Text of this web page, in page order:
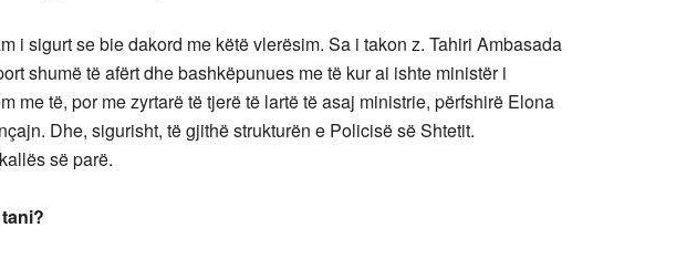
i sigurt se bie dakord me këtë vlerësim. Sa i takon z. Tahiri Ambasada
shumë të afërt dhe bashkëpunues me të kur ai ishte ministër i
me të, por me zyrtarë të tjerë të lartë të asaj ministrie, përfshirë Elona
Dhe, sigurisht, të gjithë strukturën e Policisë së Shtetit.
së parë.